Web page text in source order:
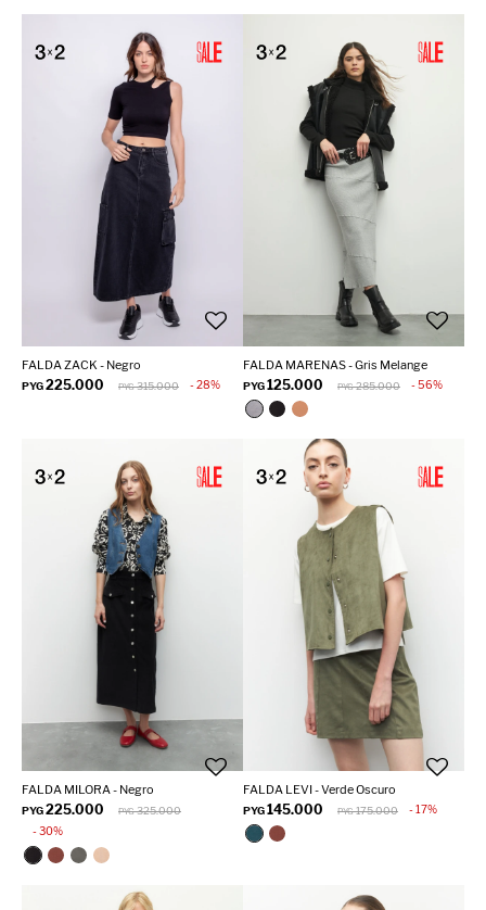
FALDA ZACK - Negro
PYG225.000 PYG 315.000 28
FALDA MARENAS - Gris Melange
PYG125.000 PYG 285.000 56
FALDA MILORA - Negro
PYG225.000 PYG 325.000
30
FALDA LEVI - Verde Oscuro
PYG145.000 PYG 175.000 17